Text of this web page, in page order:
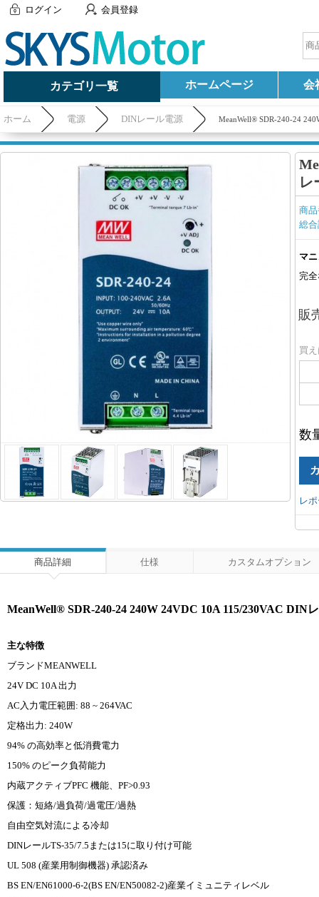
ログイン 会員登録
カテゴリ一覧 ホームページ 会
ホーム 電源 DINレール電源 MeanWell® SDR-240-24
レ
商
総
マ
完
販
買
数
レ
商品詳細 仕様 カスタムオプション
MeanWell® SDR-240-24 240W 24VDC 10A 115/230VAC DIN
主な特徴
ブランドMEANWELL
24V DC 10A 出力
AC入力電圧範囲: 88 ~ 264VAC
定格出力: 240W
94% の高効率と低消費電力
150% のピーク負荷能力
内蔵アクティブPFC 機能、PF>0.93
保護：短絡/過負荷/過電圧/過熱
自由空気対流による冷却
DINレールTS-35/7.5または15に取り付け可能
UL 508 (産業用制御機器) 承認済み
BS EN/EN61000-6-2(BS EN/EN50082-2)産業イミュニティレベル